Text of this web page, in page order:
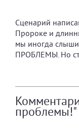
Сценарий
Пророке и
мы иногда
ПРОБЛЕМЫ. Но
проблемы!"